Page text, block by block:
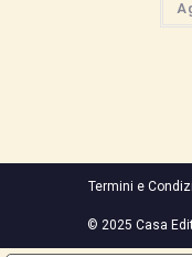
Termini e
© 2025 Casa